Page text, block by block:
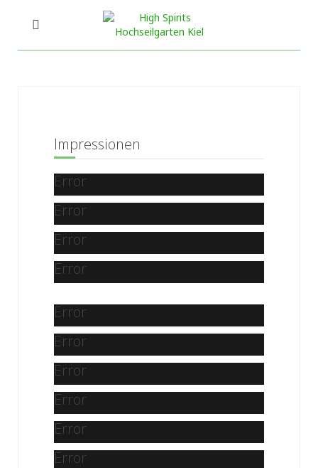
Impressionen
Error
Error
Error
Error
Error
Error
Error
Error
Error
Error